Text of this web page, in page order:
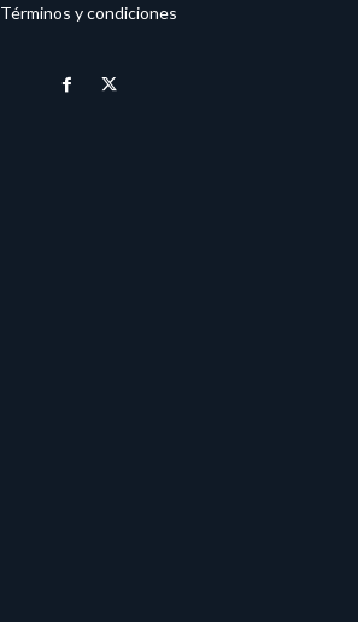
Términos y condiciones